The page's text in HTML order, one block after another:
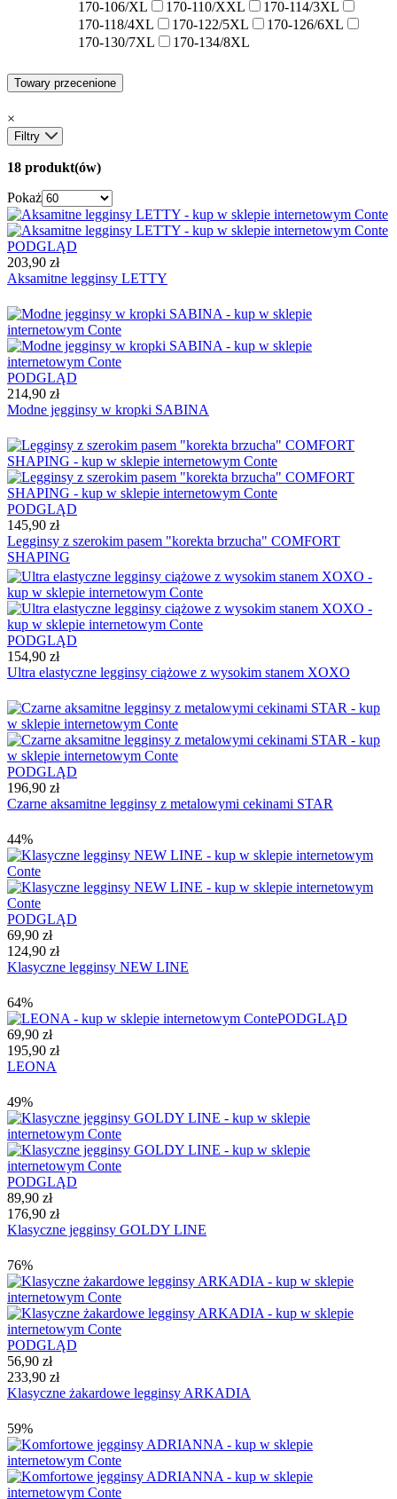
170-106/XL 170-110/XXL
170-114/3XL
170-118/4XL
170-122/5XL
170-126/6XL
170-130/7XL
170-134/8XL
Towary przecenione
×
Filtry
18 produkt(ów)
Pokaż
PODGLĄD
203,90 zł
Aksamitne legginsy LETTY
PODGLĄD
214,90 zł
Modne jegginsy w kropki SABINA
PODGLĄD
145,90 zł
Legginsy z szerokim pasem "korekta brzucha" COMFORT
SHAPING
PODGLĄD
154,90 zł
Ultra elastyczne legginsy ciążowe z wysokim stanem XOXO
PODGLĄD
196,90 zł
Czarne aksamitne legginsy z metalowymi cekinami STAR
44%
PODGLĄD
69,90 zł
124,90 zł
Klasyczne legginsy NEW LINE
64%
PODGLĄD
69,90 zł
195,90 zł
LEONA
49%
PODGLĄD
89,90 zł
176,90 zł
Klasyczne jegginsy GOLDY LINE
76%
PODGLĄD
56,90 zł
233,90 zł
Klasyczne żakardowe legginsy ARKADIA
59%